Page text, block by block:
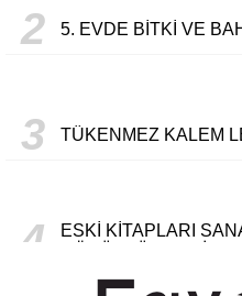
2 5. EVDE BITKI VE
3 TÜKENMEZ KALEM
4
ESKI KITAPLARI